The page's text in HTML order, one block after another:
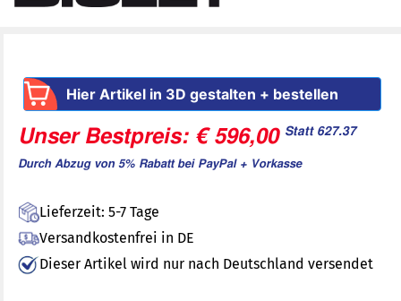
Hier Artikel in 3D gestalten + bestellen
Unser Bestpreis: € 596,00 Statt 627.37
Durch Abzug von 5% Rabatt bei PayPal + Vorkasse
Lieferzeit: 5-7 Tage
Versandkostenfrei in DE
Dieser Artikel wird nur nach Deutschland versendet